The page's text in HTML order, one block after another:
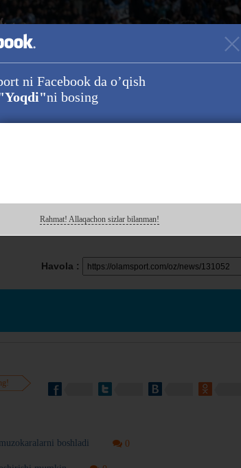
Havola :
boshladi 0
ni Facebook da o’qish
ni bosing
Rahmat! Allaqachon sizlar bilanman!